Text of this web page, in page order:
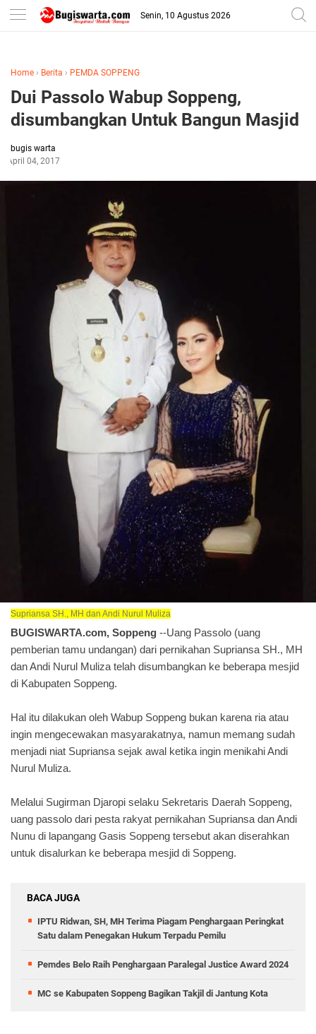
-->
Senin, 10 Agustus 2026
Home › Berita › PEMDA SOPPENG
Dui Passolo Wabup Soppeng,
disumbangkan Untuk Bangun Masjid
bugis warta
April 04, 2017
Supriansa SH., MH dan Andi Nurul Muliza
BUGISWARTA.com, Soppeng --Uang Passolo (uang
pemberian tamu undangan) dari pernikahan Supriansa SH., MH
dan Andi Nurul Muliza telah disumbangkan ke beberapa mesjid
di Kabupaten Soppeng.
Hal itu dilakukan oleh Wabup Soppeng bukan karena ria atau
ingin mengecewakan masyarakatnya, namun memang sudah
menjadi niat Supriansa sejak awal ketika ingin menikahi Andi
Nurul Muliza.
Melalui Sugirman Djaropi selaku Sekretaris Daerah Soppeng,
uang passolo dari pesta rakyat pernikahan Supriansa dan Andi
Nunu di lapangang Gasis Soppeng tersebut akan diserahkan
untuk disalurkan ke beberapa mesjid di Soppeng.
BACA JUGA
IPTU Ridwan, SH, MH Terima Piagam Penghargaan Peringkat
Satu dalam Penegakan Hukum Terpadu Pemilu
Pemdes Belo Raih Penghargaan Paralegal Justice Award 2024
MC se Kabupaten Soppeng Bagikan Takjil di Jantung Kota